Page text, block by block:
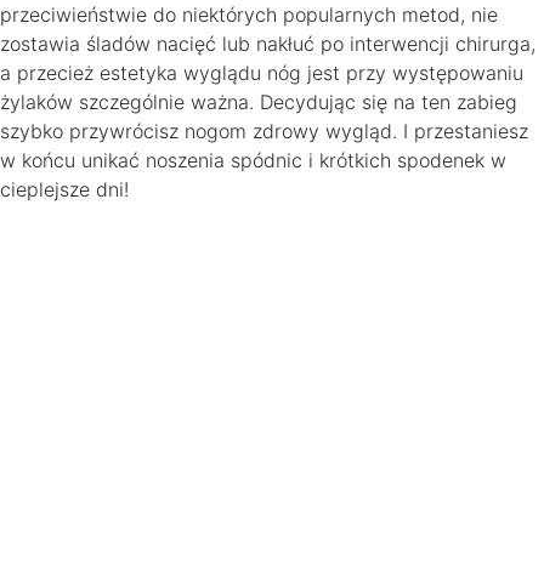
przeciwieństwie do niektórych popularnych metod, nie
zostawia śladów nacięć lub nakłuć po interwencji chirurga,
a przecież estetyka wyglądu nóg jest przy występowaniu
żylaków szczególnie ważna. Decydując się na ten zabieg
szybko przywrócisz nogom zdrowy wygląd. I przestaniesz
w końcu unikać noszenia spódnic i krótkich spodenek w
cieplejsze dni!